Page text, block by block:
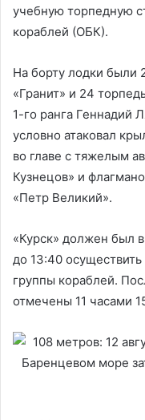
учебную торпедную
кораблей (ОБК).
На борту лодки были
«Гранит» и 24
1-го ранга Геннадий
условно атаковал
во главе с тяжелым
Кузнецов» и
«Петр Великий».
«Курск» должен был в
до 13:40
группы кораблей.
отмечены 11 часами